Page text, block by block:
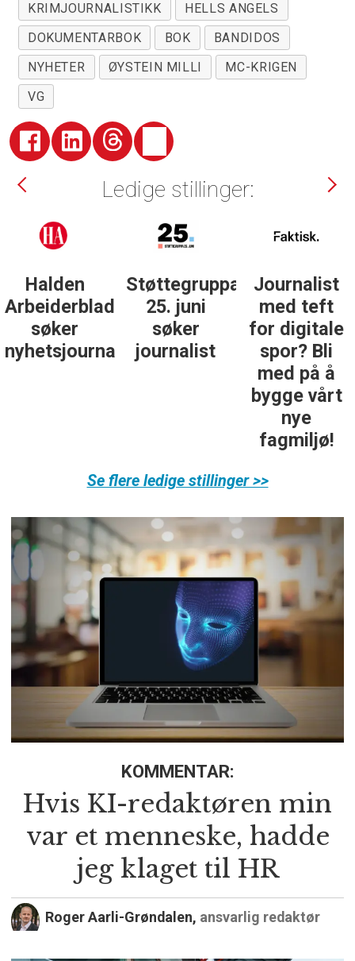
KRIMJOURNALISTIKK
HELLS ANGELS
DOKUMENTARBOK
BOK
BANDIDOS
NYHETER
ØYSTEIN MILLI
MC-KRIGEN
VG
Ledige stillinger:
Støttegruppa
25. juni
søker
journalist
Journalist
med teft
for digitale
spor? Bli
Forsvarets
forum
søker
Se flere ledige stillinger >>
KOMMENTAR:
Hvis KI-redaktøren min
var et menneske, hadde
jeg klaget til HR
Roger Aarli-Grøndalen, ansvarlig redaktør